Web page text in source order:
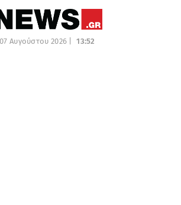
07 Αυγούστου 2026 | 13:52